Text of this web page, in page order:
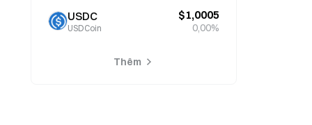
USDC
USDCoin
$1,0005
0,00%
Thêm